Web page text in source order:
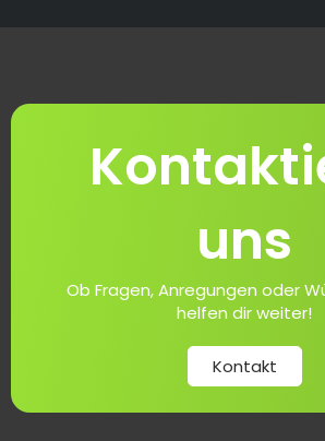
uns
Ob Fragen, Anregungen oder
helfen dir weiter!
Kontakt